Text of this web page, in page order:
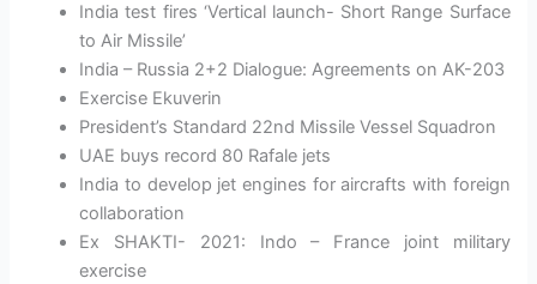
India test fires ‘Vertical launch- Short Range Surface
to Air Missile’
India – Russia 2+2 Dialogue: Agreements on AK-203
Exercise Ekuverin
President’s Standard 22nd Missile Vessel Squadron
UAE buys record 80 Rafale jets
India to develop jet engines for aircrafts with foreign
collaboration
Ex SHAKTI- 2021: Indo – France joint military
exercise